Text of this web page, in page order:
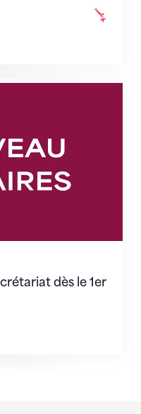
dès le 1er
dès le 1er août